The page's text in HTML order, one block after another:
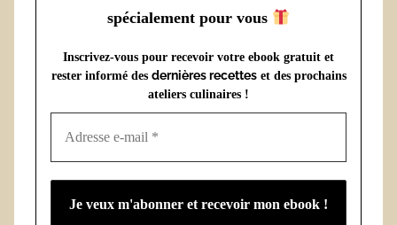
spécialement pour vous
Inscrivez-vous pour recevoir votre ebook gratuit et
rester informé des dernières recettes et des prochains
ateliers culinaires !